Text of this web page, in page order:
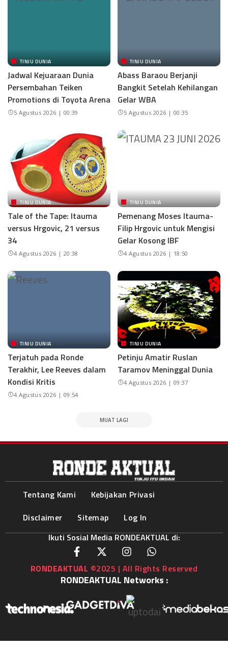
TINJU DUNIA
Jadwal Kejuaraan Dunia
Persembahan Teiken
Promotions di Toyota Arena
5 Agustus 2026 | 00:39
TINJU DUNIA
Abass Baraou Berjanji
Bangkit Setelah Kehilangan
Gelar WBA
5 Agustus 2026 | 00:35
TINJU DUNIA
Tale of the Tape: Itauma
versus Hrgovic, 21 versus
34
4 Agustus 2026 | 20:38
TINJU DUNIA
Pemenang Moses Itauma-
Filip Hrgovic untuk Mengisi
Gelar Kosong IBF
4 Agustus 2026 | 18:50
TINJU DUNIA
Terjatuh pada Ronde
Terakhir, Lee Reeves dalam
Kondisi Kritis
4 Agustus 2026 | 09:54
TINJU DUNIA
Petinju Amatir Ruslan
Taramov Meninggal Dunia
4 Agustus 2026 | 09:37
MUAT LAGI
Tentang Kami
Kebijakan Privasi
Disclaimer
Sitemap
Log In
Ikuti Sosial Media RONDEAKTUAL di:
RONDEAKTUAL ©2025 | All Rights Reserved
RONDEAKTUAL Networks :